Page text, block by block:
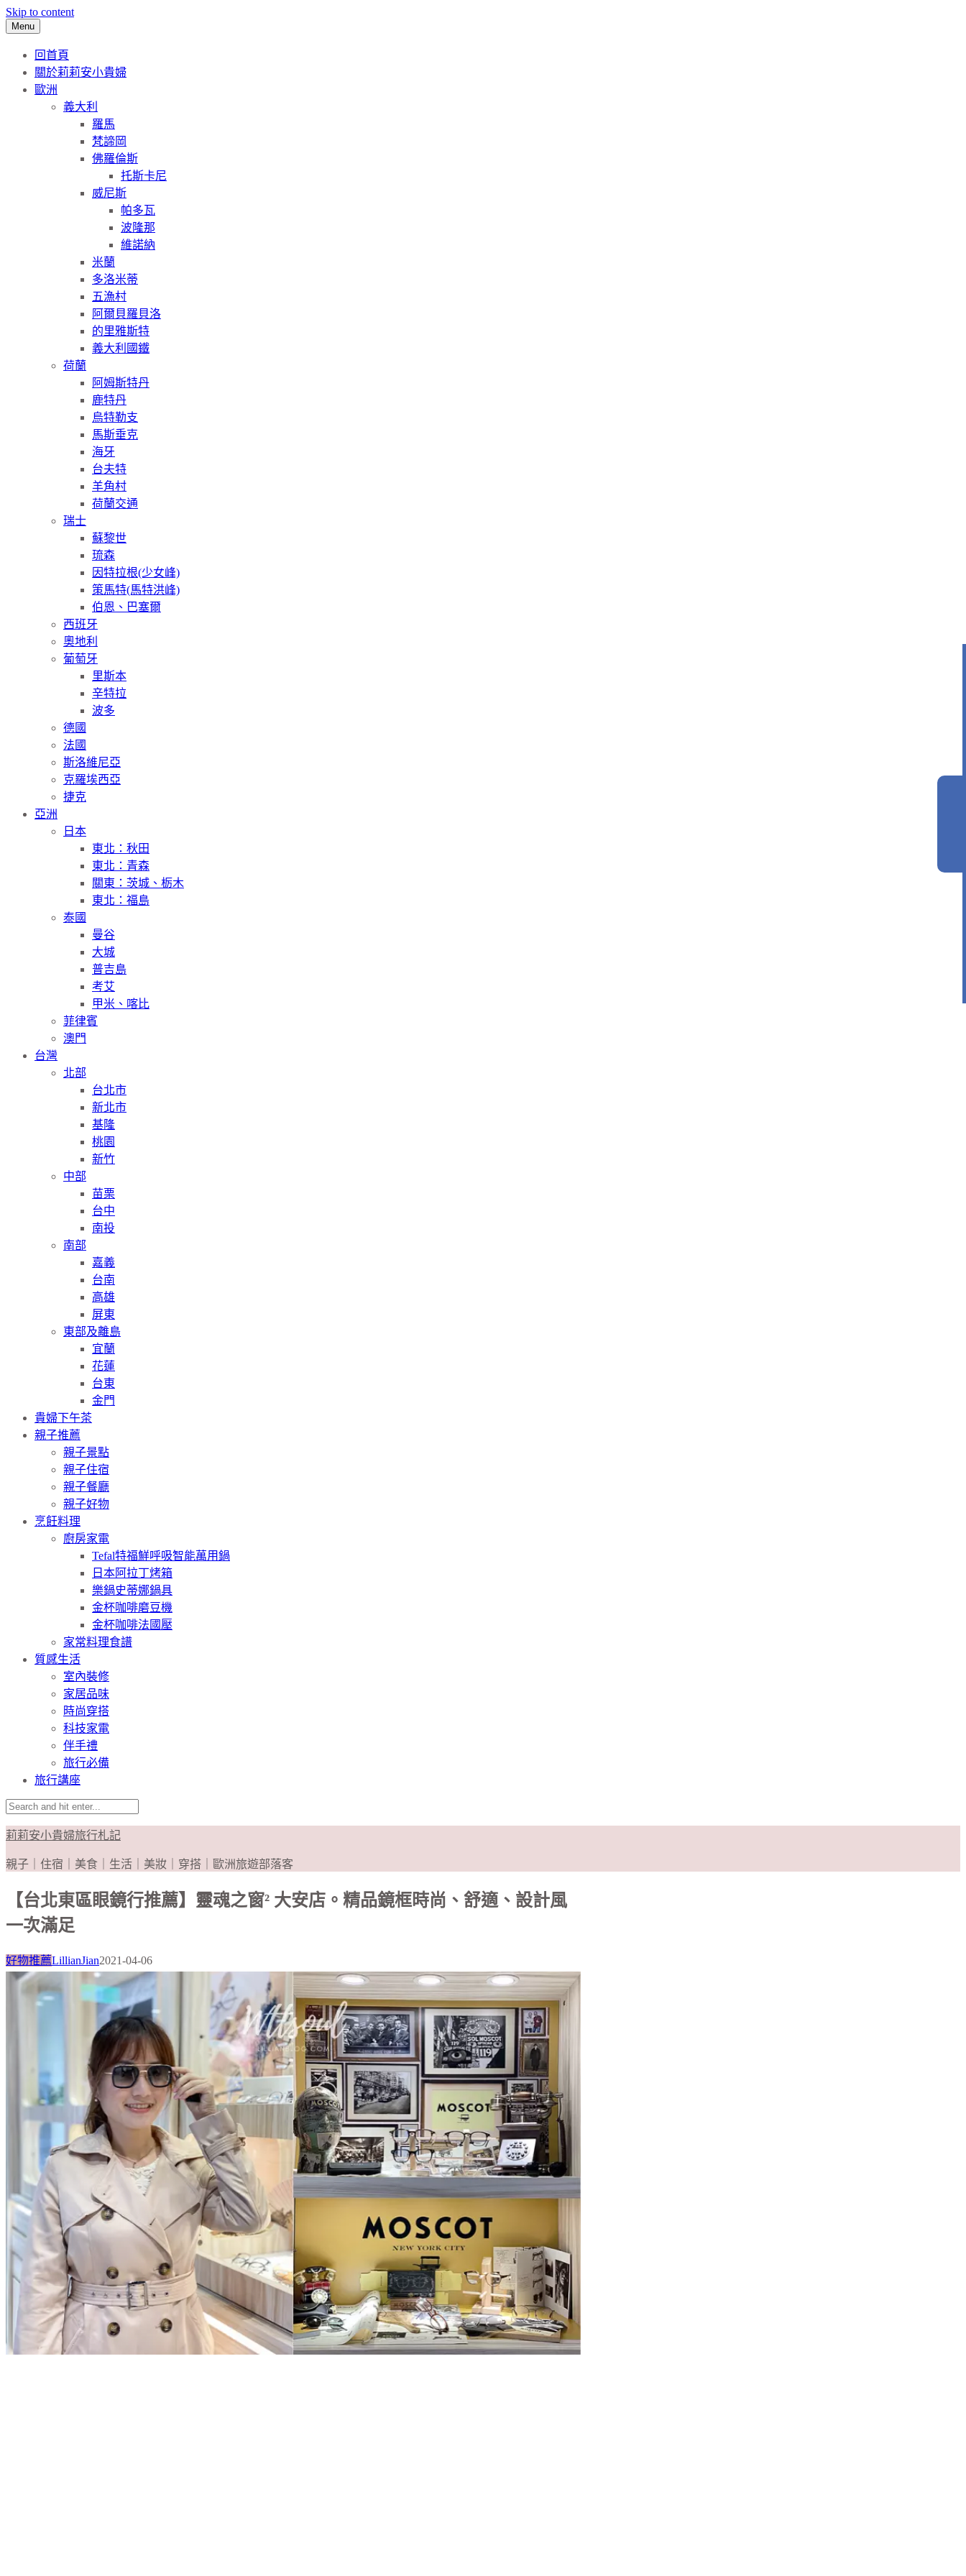
Skip to content
Menu
回首頁
關於莉莉安小貴婦
歐洲
義大利
羅馬
梵諦岡
佛羅倫斯
托斯卡尼
威尼斯
帕多瓦
波隆那
維諾納
米蘭
多洛米蒂
五漁村
阿爾貝羅貝洛
的里雅斯特
義大利國鐵
荷蘭
阿姆斯特丹
鹿特丹
烏特勒支
馬斯垂克
海牙
台夫特
羊角村
荷蘭交通
瑞士
蘇黎世
琉森
因特拉根(少女峰)
策馬特(馬特洪峰)
伯恩、巴塞爾
西班牙
奧地利
葡萄牙
里斯本
辛特拉
波多
德國
法國
斯洛維尼亞
克羅埃西亞
捷克
亞洲
日本
東北：秋田
東北：青森
關東：茨城、栃木
東北：福島
泰國
曼谷
大城
普吉島
考艾
甲米、喀比
菲律賓
澳門
台灣
北部
台北市
新北市
基隆
桃園
新竹
中部
苗栗
台中
南投
南部
嘉義
台南
高雄
屏東
東部及離島
宜蘭
花蓮
台東
金門
貴婦下午茶
親子推薦
親子景點
親子住宿
親子餐廳
親子好物
烹飪料理
廚房家電
Tefal特福鮮呼吸智能萬用鍋
日本阿拉丁烤箱
樂鍋史蒂娜鍋具
金杯咖啡磨豆機
金杯咖啡法國壓
家常料理食譜
質感生活
室內裝修
家居品味
時尚穿搭
科技家電
伴手禮
旅行必備
旅行講座
莉莉安小貴婦旅行札記
親子｜住宿｜美食｜生活｜美妝｜穿搭｜歐洲旅遊部落客
【台北東區眼鏡行推薦】靈魂之窗² 大安店。精品鏡框時尚、舒適、設計風
一次滿足
好物推薦LillianJian2021-04-06